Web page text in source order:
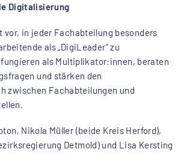
Digitalisierung
vor, in jeder Fachabteilung besonders
als „DigiLeader“ zu
als Multiplikator:innen, beraten
und stärken den
zwischen Fachabteilungen und
Nikola Müller (beide Kreis Herford),
Detmold) und Lisa Kersting